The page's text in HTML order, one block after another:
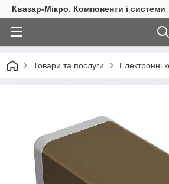
Квазар-Мікро. Компоненти і системи
Товари та послуги Електронні